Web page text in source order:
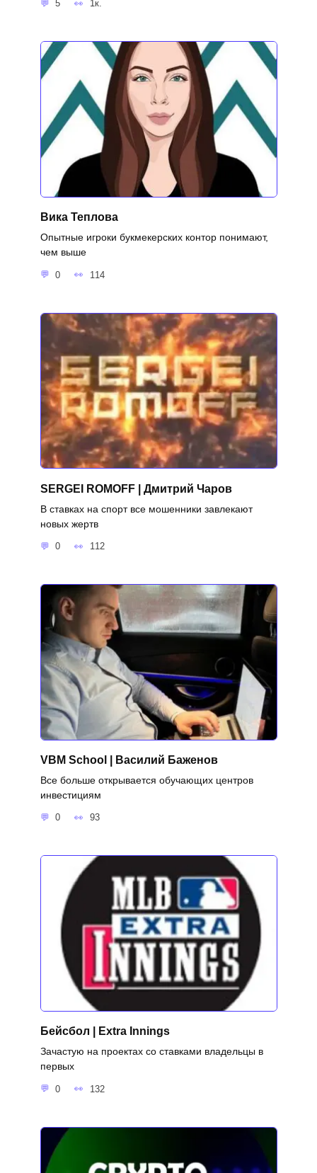
5 1к.
Вика Теплова
Опытные игроки букмекерских контор понимают,
чем выше
0 114
SERGEI ROMOFF | Дмитрий Чаров
В ставках на спорт все мошенники завлекают
новых жертв
0 112
VBM School | Василий Баженов
Все больше открывается обучающих центров
инвестициям
0 93
Бейсбол | Extra Innings
Зачастую на проектах со ставками владельцы в
первых
0 132